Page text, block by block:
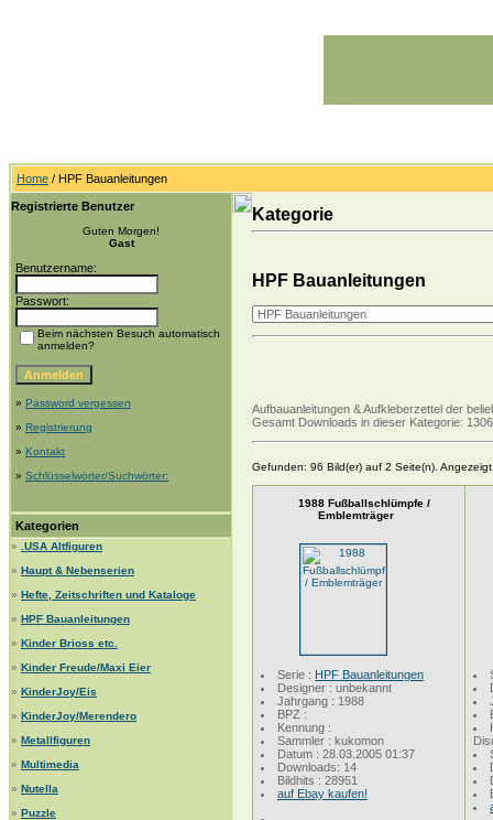
Home / HPF Bauanleitungen
Registrierte Benutzer
Guten Morgen!
Gast
Benutzername:
Passwort:
Beim nächsten Besuch automatisch
anmelden?
» Password vergessen
» Registrierung
» Kontakt
» Schlüsselwörter/Suchwörter:
Kategorien
»
.USA Altfiguren
» Haupt & Nebenserien
» Hefte, Zeitschriften und Kataloge
» HPF Bauanleitungen
» Kinder Brioss etc.
» Kinder Freude/Maxi Eier
» KinderJoy/Eis
» KinderJoy/Merendero
» Metallfiguren
» Multimedia
» Nutella
» Puzzle
Kategorie
HPF Bauanleitungen
Aufbauanleitungen & Aufkleberzettel der
Gesamt Downloads in dieser Kategorie: 1306
Gefunden: 96 Bild(er) auf 2 Seite(n).
1988 Fußballschlümpfe /
Emblemträger
Serie : HPF Bauanleitungen
Designer : unbekannt
Jahrgang : 1988
BPZ :
Kennung :
Sammler : kukomon
Datum : 28.03.2005 01:37
Downloads: 14
Bildhits : 28951
auf Ebay kaufen!